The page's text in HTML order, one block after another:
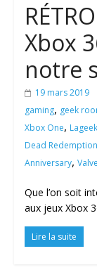
Xbox
notre
19 mars 2019
gaming, geek
Xbox One,
Dead Redemption
Anniversary, Valve
Que l’on soit
aux jeux Xbox
Lire la suite